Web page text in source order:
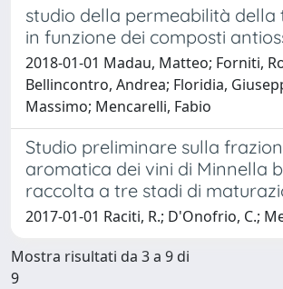
studio della permeabilità
in funzione dei composti
2018-01-01 Madau, Matteo; Forniti,
Bellincontro, Andrea; Floridia,
Massimo; Mencarelli, Fabio
Studio preliminare sulla
aromatica dei vini di Minnella
raccolta a tre stadi di
2017-01-01 Raciti, R.; D'Onofrio, C.;
Mostra risultati da 3 a 9 di
9